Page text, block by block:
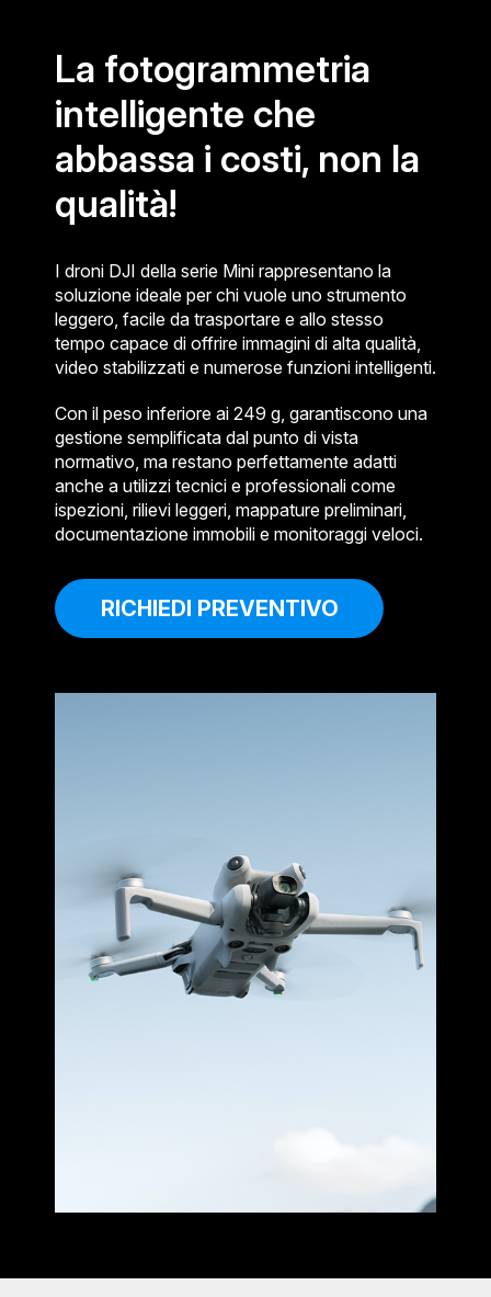
La fotogrammetria
intelligente che
abbassa i costi, non la
qualità!
I droni DJI della serie Mini rappresentano la
soluzione ideale per chi vuole uno strumento
leggero, facile da trasportare e allo stesso
tempo capace di offrire immagini di alta qualità,
video stabilizzati e numerose funzioni intelligenti.
Con il peso inferiore ai 249 g, garantiscono una
gestione semplificata dal punto di vista
normativo, ma restano perfettamente adatti
anche a utilizzi tecnici e professionali come
ispezioni, rilievi leggeri, mappature preliminari,
documentazione immobili e monitoraggi veloci.
RICHIEDI PREVENTIVO